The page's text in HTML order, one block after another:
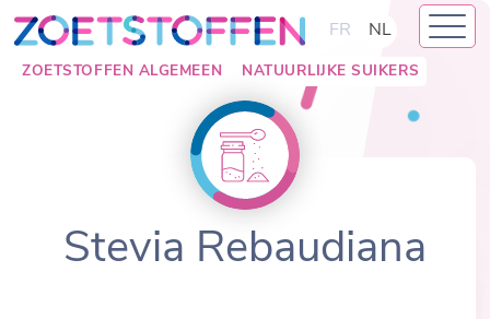
to
content
FR NL
ZOETSTOFFEN ALGEMEEN NATUURLIJKE SUIKERS
Stevia Rebaudiana